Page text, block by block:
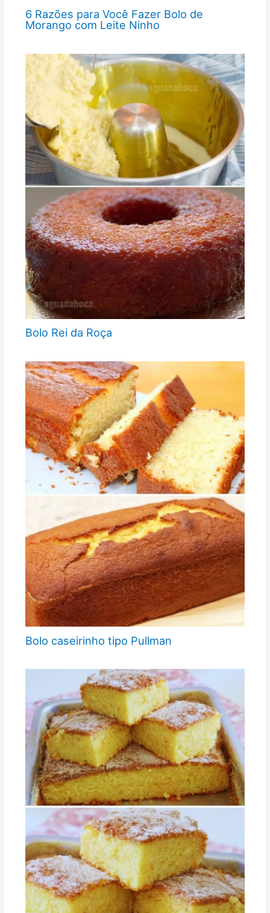
6 Razões para Você Fazer Bolo de
Morango com Leite Ninho
Bolo Rei da Roça
Bolo caseirinho tipo Pullman